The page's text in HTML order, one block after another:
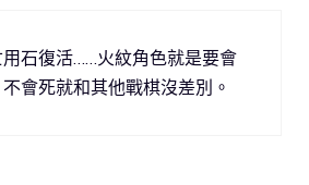
石復活……火紋角色就是要會
會死就和其他戰棋沒差別。